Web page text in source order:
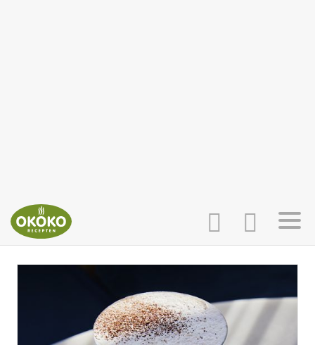
AANMELDEN
RECEPTEN